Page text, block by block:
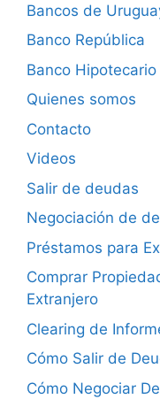
Bancos de
Banco República
Banco Hipotecario
Quienes somos
Contacto
Videos
Salir de deudas
Negociación de
Préstamos para
Comprar
Extranjero
Clearing de
Cómo Salir de
Cómo Negociar